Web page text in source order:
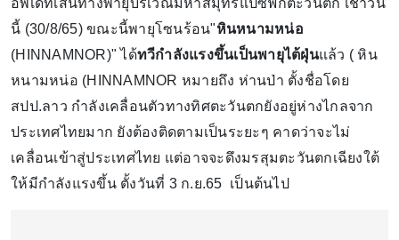
นี้ (30/8/65) ขณะนี้พายุโซนร้อน"หินหนามหน่อ
(HINNAMNOR)" ได้ทวีกำลังแรงขึ้นเป็นพายุไต้ฝุ่นแล้ว ( หิน
หนามหน่อ (HINNAMNOR หมายถึง ห่านป่า ตั้งชื่อโดย
สปป.ลาว กำลังเคลื่อนตัวทางทิศตะวันตกยังอยู่ห่างไกลจาก
ประเทศไทยมาก ยังต้องติดตามเป็นระยะๆ คาดว่าจะไม่
เคลื่อนเข้าสู่ประเทศไทย แต่อาจจะดึงมรสุมตะวันตกเฉียงใต้
ให้มีกำลังแรงขึ้น ตั้งวันที่ 3 ก.ย.65 เป็นต้นไป